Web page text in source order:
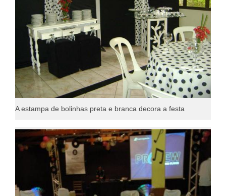
A estampa de bolinhas preta e branca decora a festa